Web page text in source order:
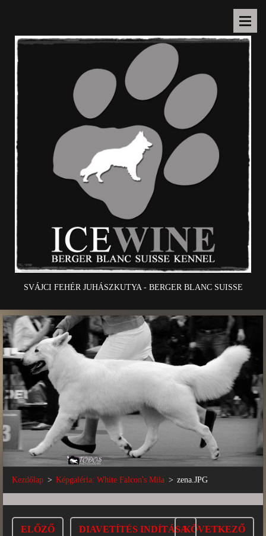
SVÁJCI FEHÉR JUHÁSZKUTYA - BERGER BLANC SUISSE
Kezdőlap > Képgaléria: White Falcon's Mila > zena.JPG
ELŐZŐ DIAVETÍTÉS INDÍTÁSAKÖVETKEZŐ